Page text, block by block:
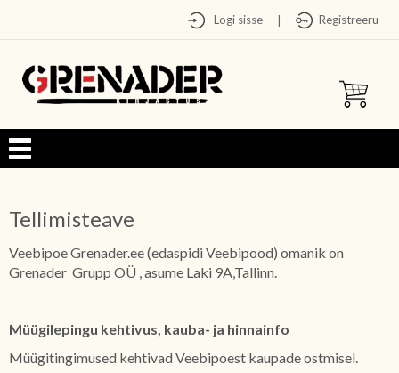
Logi sisse Registreeru
Tellimisteave
Veebipoe Grenader.ee (edaspidi Veebipood) omanik on
Grenader Grupp OÜ , asume Laki 9A,Tallinn.
Müügilepingu kehtivus, kauba- ja hinnainfo
Müügitingimused kehtivad Veebipoest kaupade ostmisel.